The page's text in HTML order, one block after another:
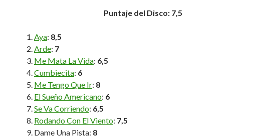
Puntaje del Disco: 7,5
Aya: 8,5
Arde: 7
Me Mata La Vida: 6,5
Cumbiecita: 6
Me Tengo Que Ir: 8
El Sueño Americano: 6
Se Va Corriendo: 6,5
Rodando Con El Viento: 7,5
Dame Una Pista: 8